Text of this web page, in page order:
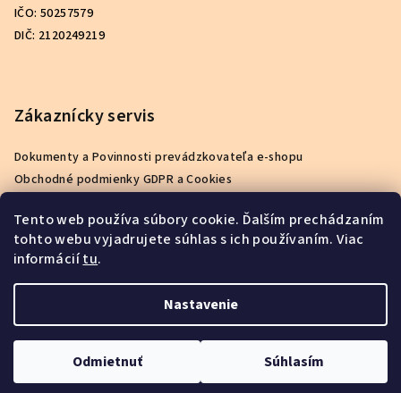
Tento web používa súbory cookie. Ďalším prechádzaním
tohto webu vyjadrujete súhlas s ich používaním. Viac
informáciítu.
Nastavenie
Odmietnuť Súhlasím
IČO: 50257579
DIČ: 2120249219
Zákaznícky servis
Dokumenty a Povinnosti prevádzkovateľa e-shopu
Obchodné podmienky GDPR a Cookies
Reklamačný poriadok
Ako nakupovať
Kontakty
O nás
. Všetky práva vyhradené.
Vytvoril Shoptet